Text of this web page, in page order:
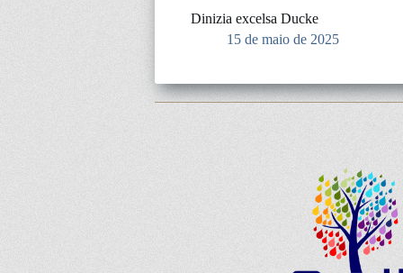
Dinizia excelsa Ducke
15 de maio de 2025